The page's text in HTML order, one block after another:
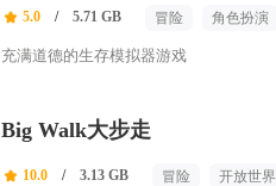
5.0 / 5.71 GB 冒险 角色扮演
第一人称射击
充满道德的生存模拟器游戏
Big Walk大步走
10.0 / 3.13 GB 冒险 开放世界